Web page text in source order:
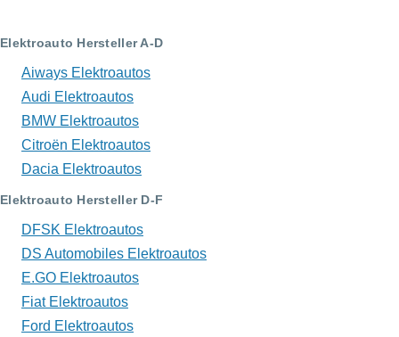
Elektroauto Hersteller A-D
Aiways Elektroautos
Audi Elektroautos
BMW Elektroautos
Citroën Elektroautos
Dacia Elektroautos
Elektroauto Hersteller D-F
DFSK Elektroautos
DS Automobiles Elektroautos
E.GO Elektroautos
Fiat Elektroautos
Ford Elektroautos